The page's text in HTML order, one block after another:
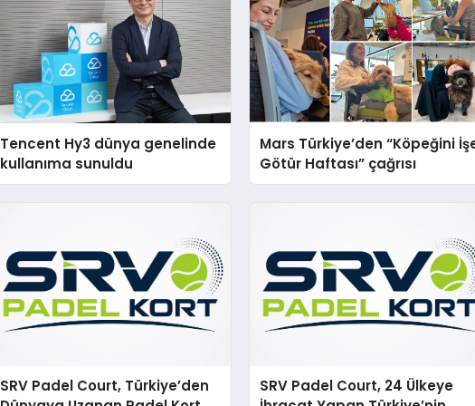
Tencent Hy3 dünya genelinde
kullanıma sunuldu
Mars Türkiye’den “Köpeğini
Götür Haftası” çağrısı
SRV Padel Court, Türkiye’den
SRV Padel Court, 24 Ülkeye